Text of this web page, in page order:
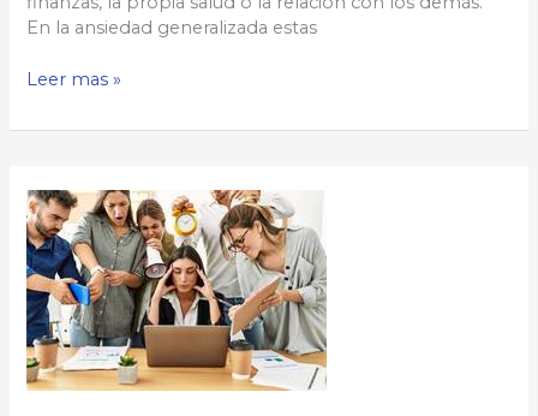
En la ansiedad generalizada estas
Trastorno
Ansiedad
Leer mas »